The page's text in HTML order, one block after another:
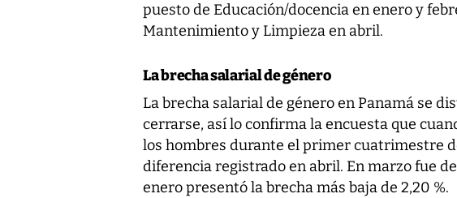
puesto de Educación/docencia en enero y
Mantenimiento y Limpieza en abril.
La brecha salarial de género
La brecha salarial de género en Panamá se
cerrarse, así lo confirma la encuesta que
los hombres durante el primer cuatrimestre
diferencia registrado en abril. En marzo fue
enero presentó la brecha más baja de 2,20 %.